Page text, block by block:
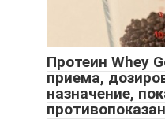
Протеин Whey
приема,
назначение,